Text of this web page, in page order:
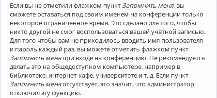
Если вы не отметили флажком пунктЗапомнить меня, вы
сможете оставаться под своим именем на конференции только
некоторое ограниченное время. Это сделано для того, чтобы
никто другой не смог воспользоваться вашей учётной записью.
Для того чтобы вам не приходилось вводить имя пользователя
и пароль каждый раз, вы можете отметить флажком пункт
Запомнить меняпри входе на конференцию. Не рекомендуется
делать это на общедоступном компьютере, например в
библиотеке, интернет-кафе, университете и т. д. Если пункт
Запомнить меняотсутствует, это значит, что администратор
отключил эту функцию.